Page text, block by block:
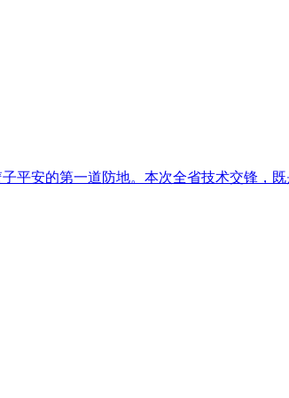
平安的第一道防地。本次全省技术交锋，既